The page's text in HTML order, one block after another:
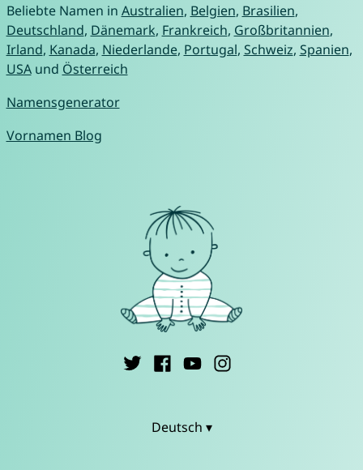
Beliebte Namen in Australien, Belgien, Brasilien,
Deutschland, Dänemark, Frankreich, Großbritannien,
Irland, Kanada, Niederlande, Portugal, Schweiz, Spanien,
USAund Österreich
Namensgenerator
Vornamen Blog
Deutsch ▾